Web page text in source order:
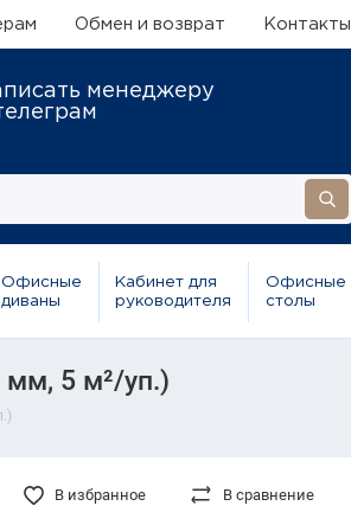
Обмен и возврат Контакты
менеджеру
Офисные
диваны
Кабинет для
руководителя
Офисные
столы
мм, 5 м²/уп.)
В избранное В сравнение